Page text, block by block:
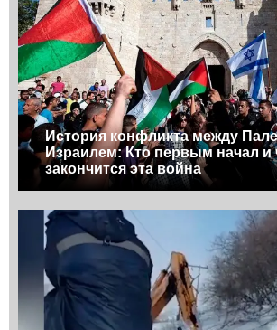
История конфликта между
Израилем: Кто первым начал и
закончится эта война